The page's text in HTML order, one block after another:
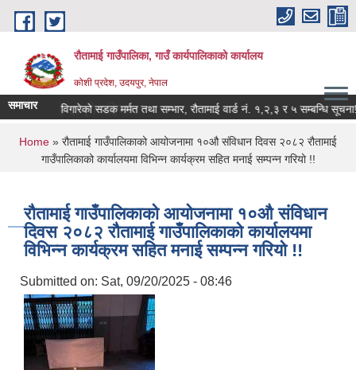
Skip to main content
रौतामाई गाउँपालिका, गाउँ कार्यपालिकाको कार्यालय
कोशी प्रदेश, उदयपुर, नेपाल
हाम्रो पहिचान"
समाचार
वर्षाले विगारेको सडक मर्मत तथा सम्भार, रौतामाई वार्ड नं. १,२,३ र ५ सम्बन्धि सूचना!!!
You are here
Home » रौतामाई गाउँपालिकाको आयोजनामा १०औ संविधान दिवस २०८२ रौतामाई
गाउँपालिकाको कार्यालयमा विभिन्न कार्यक्रम सहित मनाई सम्पन्न गरियो !!
रौतामाई गाउँपालिकाको आयोजनामा १०औ संविधान
दिवस २०८२ रौतामाई गाउँपालिकाको कार्यालयमा
विभिन्न कार्यक्रम सहित मनाई सम्पन्न गरियो !!
Submitted on: Sat, 09/20/2025 - 08:46